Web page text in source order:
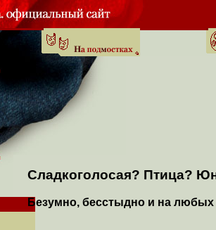
Сладкоголосая? Птица?
Безумно, бесстыдно и на любых